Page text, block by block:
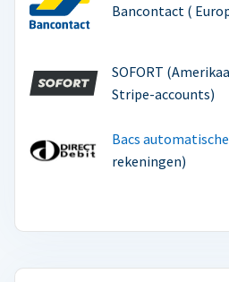
Bancontact (
SOFORT
Stripe-accounts)
Bacs
rekeningen)